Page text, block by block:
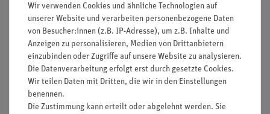
Lieferumfang
Media / Downloads
Wir verwenden Cookies und ähnliche Technologien auf
unserer Website und verarbeiten personenbezogene Daten
von Besucher:innen (z.B. IP-Adresse), um z.B. Inhalte und
Anzeigen zu personalisieren, Medien von Drittanbietern
einzubinden oder Zugriffe auf unsere Website zu analysieren.
Die Datenverarbeitung erfolgt erst durch gesetzte Cookies.
Wir teilen Daten mit Dritten, die wir in den Einstellungen
benennen.
Die Zustimmung kann erteilt oder abgelehnt werden. Sie